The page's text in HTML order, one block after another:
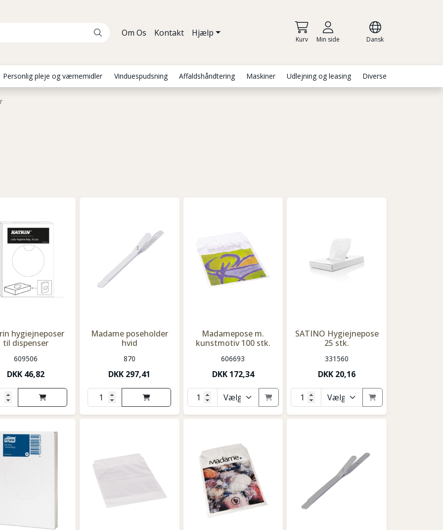
Om Os Kontakt Hjælp
Kurv Min side Dansk
Personlig pleje og værnemidler Vinduespudsning Affaldshåndtering Maskiner Udlejning og leasing Diverse
hygiejneposer
til dispenser
609506
DKK 46,82
Madame poseholder
hvid
870
DKK 297,41
Madamepose m.
kunstmotiv 100 stk.
606693
DKK 172,34
SATINO Hygiejnepose
25 stk.
331560
DKK 20,16